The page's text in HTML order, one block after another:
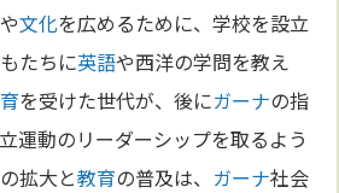
文化を広めるために、学校を設立
たちに英語や西洋の学問を教え
を受けた世代が、後にガーナの指
運動のリーダーシップを取るよう
拡大と教育の普及は、 ガーナ社会